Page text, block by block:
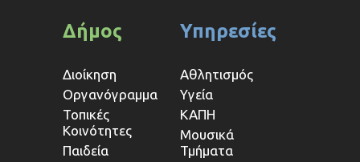
Δήμος
Διοίκηση
Οργανόγραμμα
Τοπικές
Κοινότητες
Παιδεία
Υπηρεσίες
Αθλητισμός
Υγεία
ΚΑΠΗ
Μουσικά
Τμήματα